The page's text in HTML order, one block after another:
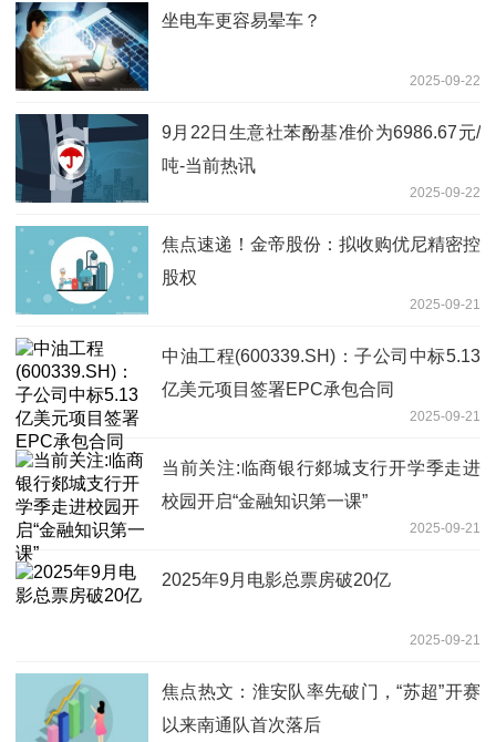
坐电车更容易晕车？
2025-09-22
9月22日生意社苯酚基准价为6986.67元/
吨-当前热讯
2025-09-22
焦点速递！金帝股份：拟收购优尼精密控
股权
2025-09-21
中油工程(600339.SH)：子公司中标5.13
亿美元项目签署EPC承包合同
2025-09-21
当前关注:临商银行郯城支行开学季走进
校园开启“金融知识第一课”
2025-09-21
2025年9月电影总票房破20亿
2025-09-21
焦点热文：淮安队率先破门，“苏超”开赛
以来南通队首次落后